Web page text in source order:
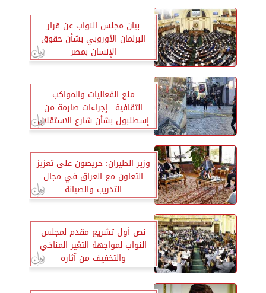
بيان مجلس النواب عن قرار
البرلمان الأوروبي بشأن حقوق
الإنسان بمصر
منع الفعاليات والمواكب
الثقافية.. إجراءات صارمة من
إسطنبول بشأن شارع الاستقلال
وزير الطيران: حريصون على تعزيز
التعاون مع العراق في مجال
التدريب والصيانة
نص أول تشريع مقدم لمجلس
النواب لمواجهة التغير المناخي
والتخفيف من آثاره